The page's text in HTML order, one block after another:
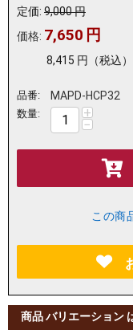
定価: 9,000円
価格: 7,650 円
8,415 円 （税込）
品番: MAPD-HCP32
数量: +
−
この商
商品 バリエーション